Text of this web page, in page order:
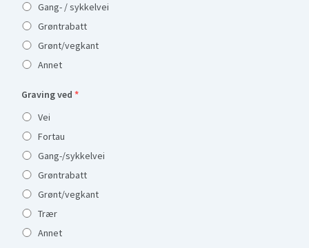
Gang- / sykkelvei
Grøntrabatt
Grønt/vegkant
Annet
Graving ved *
Vei
Fortau
Gang-/sykkelvei
Grøntrabatt
Grønt/vegkant
Trær
Annet